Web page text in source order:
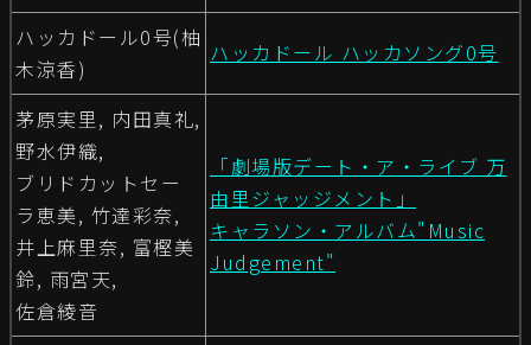
ハッカドール0号(柚
木涼香)
ハッカドール ハッカソング0号
茅原実里, 内田真礼,
野水伊織,
ブリドカットセー
ラ恵美, 竹達彩奈,
井上麻里奈, 富樫美
鈴, 雨宮天,
佐倉綾音
「劇場版デート・ア・ライブ 万
由里ジャッジメント」
キャラソン・アルバム"Music
Judgement"